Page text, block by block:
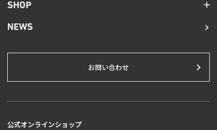
SHOP
NEWS
お問い合わせ
公式オンラインショップ